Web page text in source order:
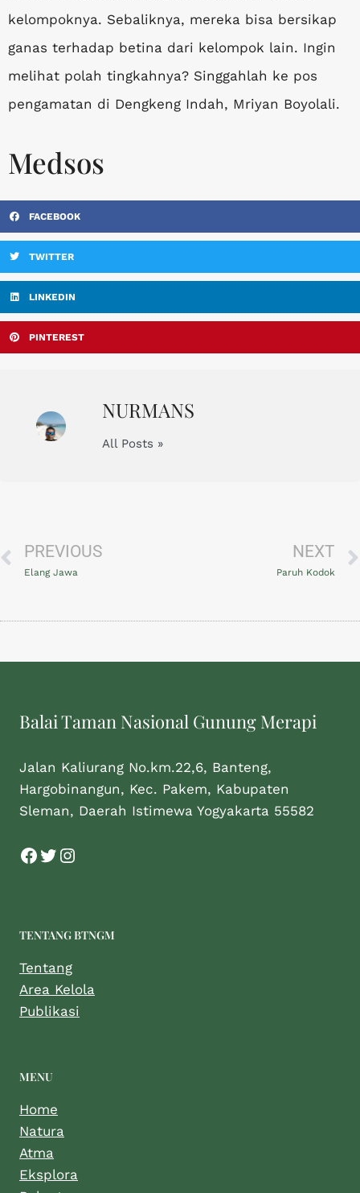
kelompoknya. Sebaliknya, mereka bisa bersikap
ganas terhadap betina dari kelompok lain. Ingin
melihat polah tingkahnya? Singgahlah ke pos
pengamatan di Dengkeng Indah, Mriyan Boyolali.
Medsos
FACEBOOK
TWITTER
LINKEDIN
PINTEREST
NURMANS
All Posts »
PREVIOUS
Elang Jawa
NEXT
Paruh Kodok
Balai Taman Nasional Gunung Merapi
Jalan Kaliurang No.km.22,6, Banteng,
Hargobinangun, Kec. Pakem, Kabupaten
Sleman, Daerah Istimewa Yogyakarta 55582
TENTANG BTNGM
Tentang
Area Kelola
Publikasi
MENU
Home
Natura
Atma
Eksplora